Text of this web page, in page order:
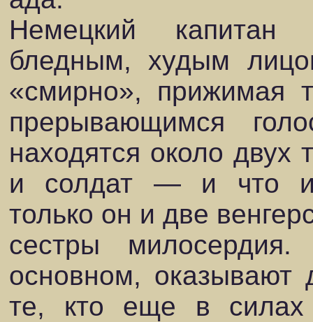
Немецкий
бледным, худым
«смирно», прижимая
прерывающимся
находятся около
и солдат — и что
только он и две
сестры
основном,
те, кто еще в силах